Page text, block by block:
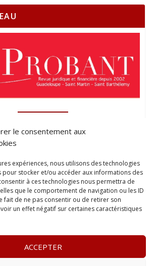
le consentement aux
expériences, nous utilisons des technologies
pour stocker et/ou accéder aux informations des
à ces technologies nous permettra de
que le comportement de navigation ou les ID
fait de ne pas consentir ou de retirer son
un effet négatif sur certaines caractéristiques
ACCEPTER